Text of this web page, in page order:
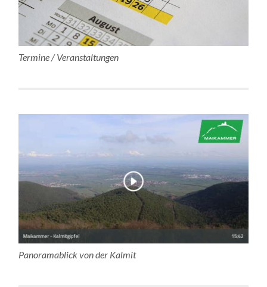
Termine / Veranstaltungen
Panoramablick von der Kalmit